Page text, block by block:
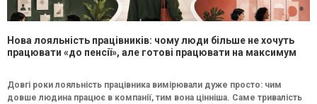
Нова лояльність працівників: чому люди більше не хочуть
працювати «до пенсії», але готові працювати на максимум
Довгі роки лояльність працівника вимірювали дуже просто: чим
довше людина працює в компанії, тим вона цінніша. Саме тривалість